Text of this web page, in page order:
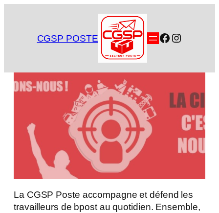
CGSP POSTE Facebook
La CGSP Poste accompagne et défend les
travailleurs de bpost au quotidien. Ensemble,